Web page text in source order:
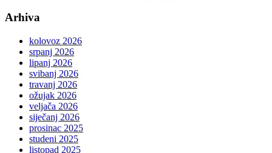
Arhiva
kolovoz 2026
srpanj 2026
lipanj 2026
svibanj 2026
travanj 2026
ožujak 2026
veljača 2026
siječanj 2026
prosinac 2025
studeni 2025
listopad 2025